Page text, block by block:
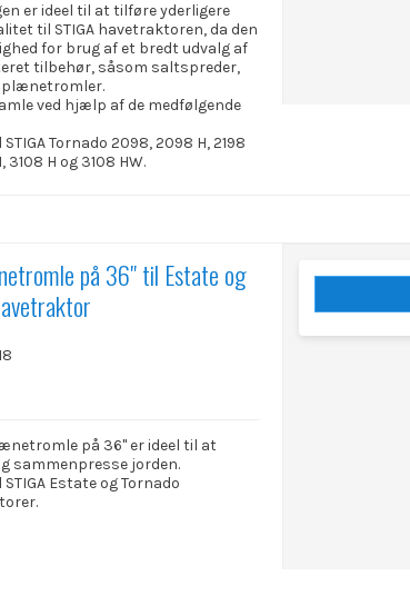
er ideel til at tilføre yderligere
til STIGA havetraktoren, da den
for brug af et bredt udvalg af
tilbehør, såsom saltspreder,
plænetromler.
ved hjælp af de medfølgende
Tornado 2098, 2098 H, 2198
3108 H og 3108 HW.
på 36" til Estate og
på 36" er ideel til at
sammenpresse jorden.
Estate og Tornado